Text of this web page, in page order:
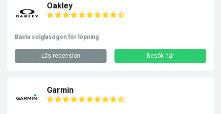
Oakley
Bästa solglasögon för löpning
Läs recension Besök här
Garmin